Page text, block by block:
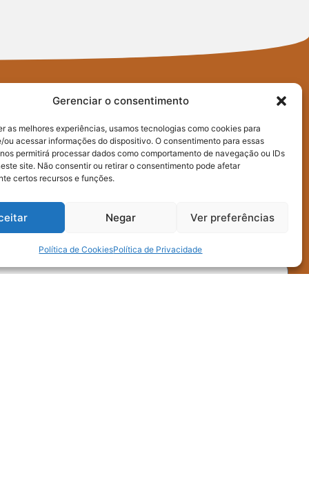
Gerenciar o consentimento
as melhores experiências, usamos tecnologias como cookies para
ou acessar informações do dispositivo. O consentimento para essas
permitirá processar dados como comportamento de navegação ou IDs
site. Não consentir ou retirar o consentimento pode afetar
certos recursos e funções.
Negar Ver preferências
Política de CookiesPolítica de Privacidade